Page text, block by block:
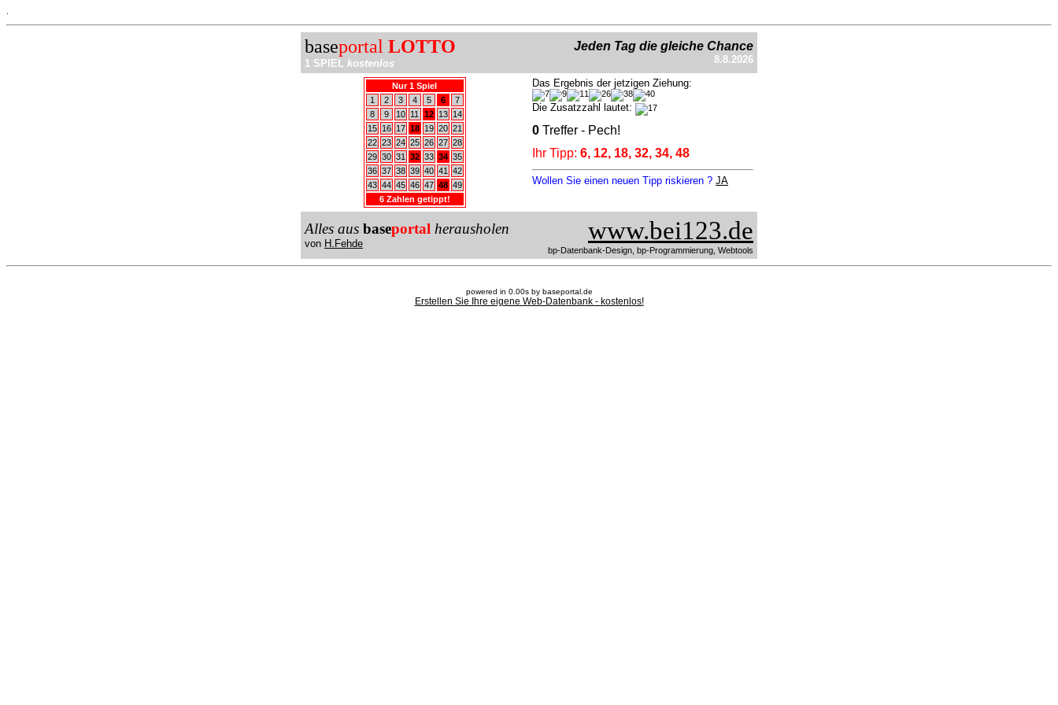
baseportal LOTTO
1 SPIEL kostenlos
Jeden Tag die gleiche Chance
8.8.2026
Nur 1 Spiel
1
2 3 4 5 6
7
8
9 10 11 12 13
14
15
16 17 18 19 20 21
22 23 24 25 26 27 28
29 30 31 32 33 34 35
36 37 38 39 40 41
42
43 44 45 46 47 48 49
6 Zahlen getippt!
Das Ergebnis der jetzigen Ziehung:
Die Zusatzzahl lautet:
0 Treffer - Pech!
Ihr Tipp: 6, 12, 18, 32, 34, 48
Wollen Sie einen neuen Tipp riskieren ? JA
Alles aus baseportal herausholen
von H.Fehde www.bei123.de
bp-Datenbank-Design, bp-Programmierung, Webtools
powered in 0.00s by baseportal.de
Erstellen Sie Ihre eigene Web-Datenbank - kostenlos!